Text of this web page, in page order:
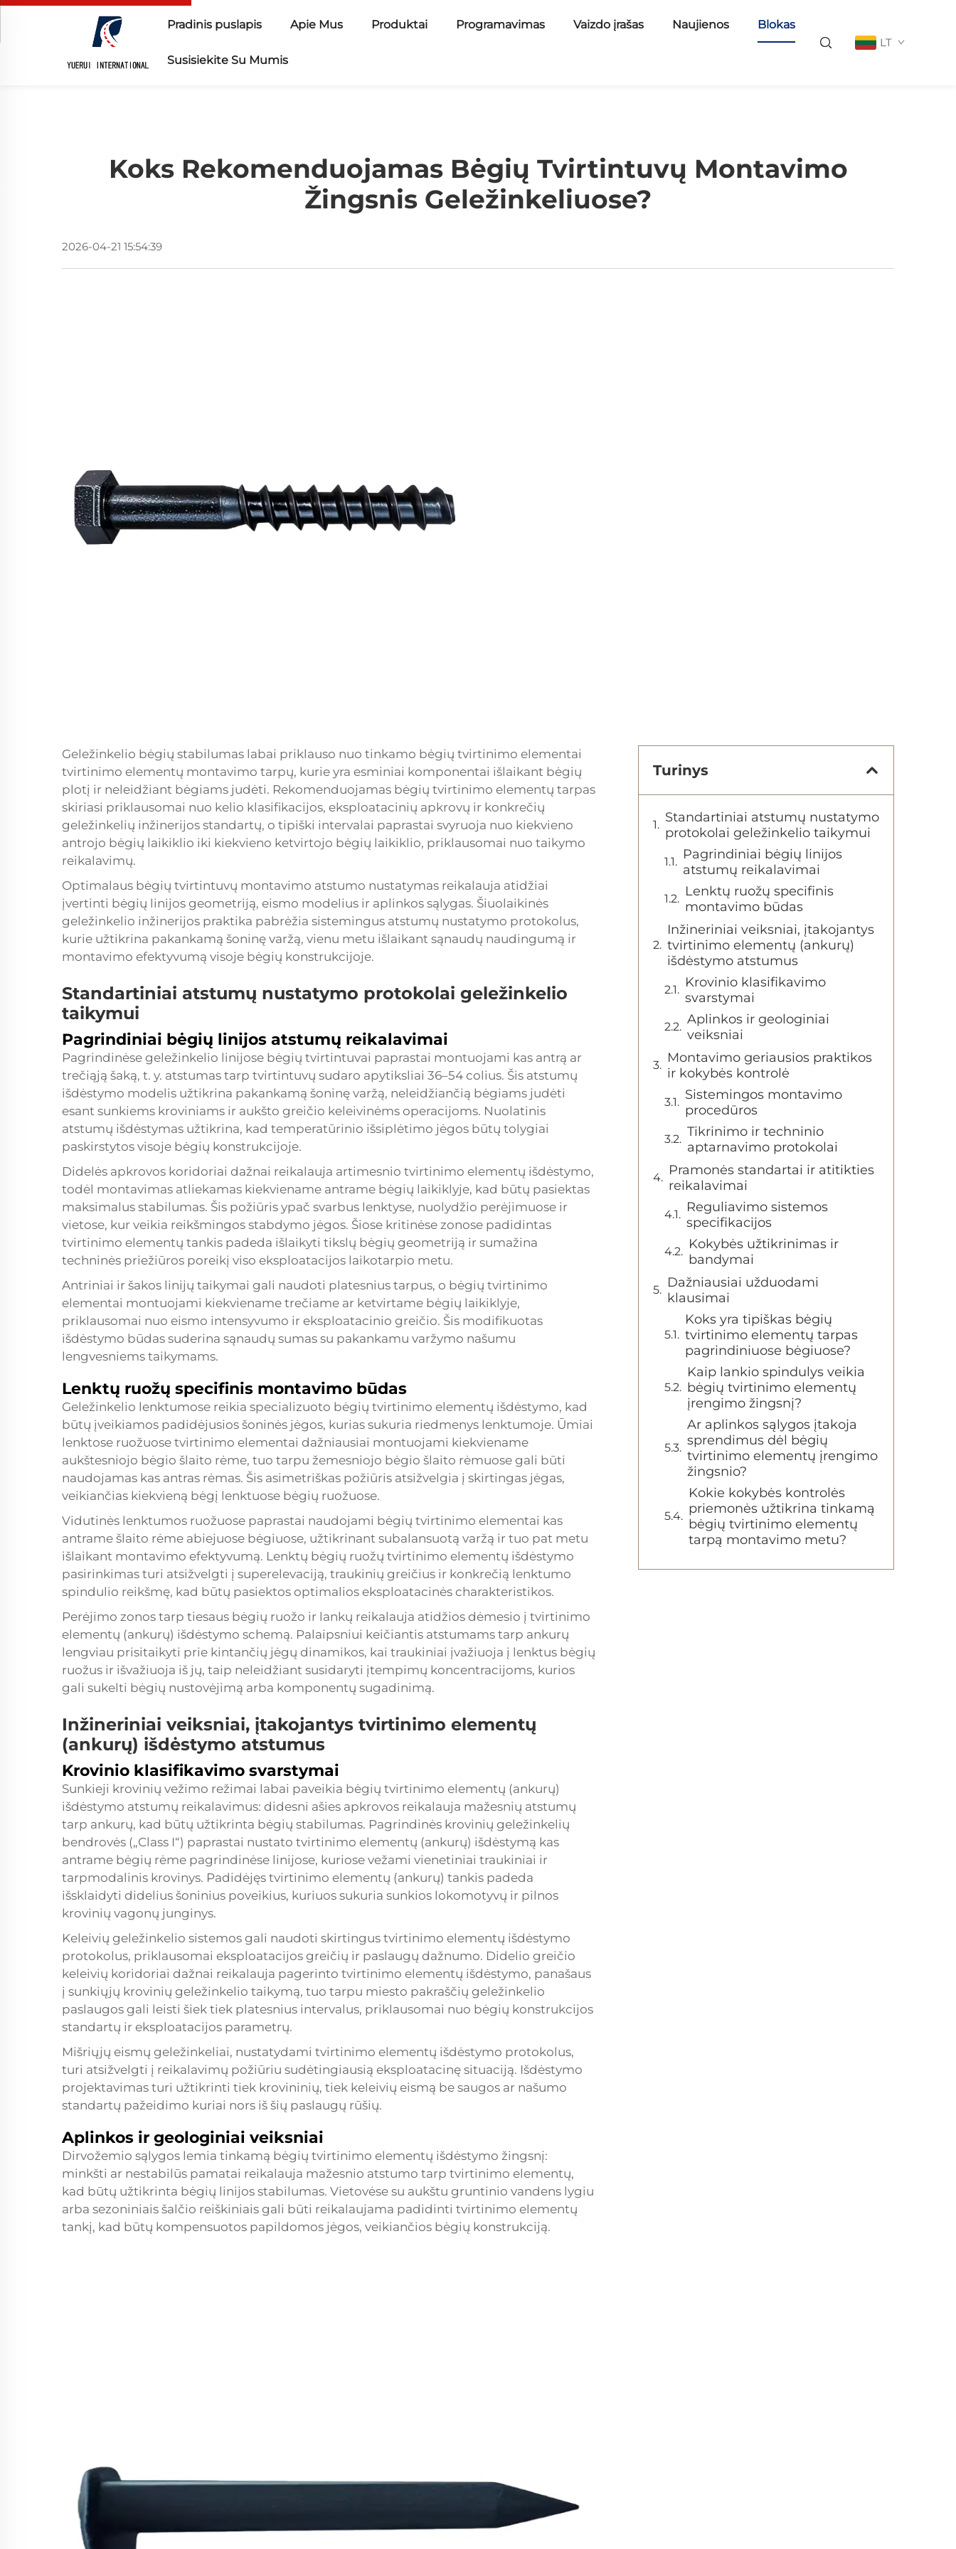
Pradinis puslapis Apie Mus Produktai Programavimas Vaizdo įrašas Naujienos Blokas
Susisiekite Su Mumis
LT
Koks Rekomenduojamas Bėgių Tvirtintuvų Montavimo
Žingsnis Geležinkeliuose?
2026-04-21 15:54:39
Geležinkelio bėgių stabilumas labai priklauso nuo tinkamo bėgių tvirtinimo elementai
tvirtinimo elementų montavimo tarpų, kurie yra esminiai komponentai išlaikant bėgių
plotį ir neleidžiant bėgiams judėti. Rekomenduojamas bėgių tvirtinimo elementų tarpas
skiriasi priklausomai nuo kelio klasifikacijos, eksploatacinių apkrovų ir konkrečių
geležinkelių inžinerijos standartų, o tipiški intervalai paprastai svyruoja nuo kiekvieno
antrojo bėgių laikiklio iki kiekvieno ketvirtojo bėgių laikiklio, priklausomai nuo taikymo
reikalavimų.
Optimalaus bėgių tvirtintuvų montavimo atstumo nustatymas reikalauja atidžiai
įvertinti bėgių linijos geometriją, eismo modelius ir aplinkos sąlygas. Šiuolaikinės
geležinkelio inžinerijos praktika pabrėžia sistemingus atstumų nustatymo protokolus,
kurie užtikrina pakankamą šoninę varžą, vienu metu išlaikant sąnaudų naudingumą ir
montavimo efektyvumą visoje bėgių konstrukcijoje.
Standartiniai atstumų nustatymo protokolai geležinkelio
taikymui
Pagrindiniai bėgių linijos atstumų reikalavimai
Pagrindinėse geležinkelio linijose bėgių tvirtintuvai paprastai montuojami kas antrą ar
trečiąją šaką, t. y. atstumas tarp tvirtintuvų sudaro apytiksliai 36–54 colius. Šis atstumų
išdėstymo modelis užtikrina pakankamą šoninę varžą, neleidžiančią bėgiams judėti
esant sunkiems kroviniams ir aukšto greičio keleivinėms operacijoms. Nuolatinis
atstumų išdėstymas užtikrina, kad temperatūrinio išsiplėtimo jėgos būtų tolygiai
paskirstytos visoje bėgių konstrukcijoje.
Didelės apkrovos koridoriai dažnai reikalauja artimesnio tvirtinimo elementų išdėstymo,
todėl montavimas atliekamas kiekviename antrame bėgių laikiklyje, kad būtų pasiektas
maksimalus stabilumas. Šis požiūris ypač svarbus lenktyse, nuolydžio perėjimuose ir
vietose, kur veikia reikšmingos stabdymo jėgos. Šiose kritinėse zonose padidintas
tvirtinimo elementų tankis padeda išlaikyti tikslų bėgių geometriją ir sumažina
techninės priežiūros poreikį viso eksploatacijos laikotarpio metu.
Antriniai ir šakos linijų taikymai gali naudoti platesnius tarpus, o bėgių tvirtinimo
elementai montuojami kiekviename trečiame ar ketvirtame bėgių laikiklyje,
priklausomai nuo eismo intensyvumo ir eksploatacinio greičio. Šis modifikuotas
išdėstymo būdas suderina sąnaudų sumas su pakankamu varžymo našumu
lengvesniems taikymams.
Lenktų ruožų specifinis montavimo būdas
Geležinkelio lenktumose reikia specializuoto bėgių tvirtinimo elementų išdėstymo, kad
būtų įveikiamos padidėjusios šoninės jėgos, kurias sukuria riedmenys lenktumoje. Ūmiai
lenktose ruožuose tvirtinimo elementai dažniausiai montuojami kiekviename
aukštesniojo bėgio šlaito rėme, tuo tarpu žemesniojo bėgio šlaito rėmuose gali būti
naudojamas kas antras rėmas. Šis asimetriškas požiūris atsižvelgia į skirtingas jėgas,
veikiančias kiekvieną bėgį lenktuose bėgių ruožuose.
Vidutinės lenktumos ruožuose paprastai naudojami bėgių tvirtinimo elementai kas
antrame šlaito rėme abiejuose bėgiuose, užtikrinant subalansuotą varžą ir tuo pat metu
išlaikant montavimo efektyvumą. Lenktų bėgių ruožų tvirtinimo elementų išdėstymo
pasirinkimas turi atsižvelgti į superelevaciją, traukinių greičius ir konkrečią lenktumo
spindulio reikšmę, kad būtų pasiektos optimalios eksploatacinės charakteristikos.
Perėjimo zonos tarp tiesaus bėgių ruožo ir lankų reikalauja atidžios dėmesio į tvirtinimo
elementų (ankurų) išdėstymo schemą. Palaipsniui keičiantis atstumams tarp ankurų
lengviau prisitaikyti prie kintančių jėgų dinamikos, kai traukiniai įvažiuoja į lenktus bėgių
ruožus ir išvažiuoja iš jų, taip neleidžiant susidaryti įtempimų koncentracijoms, kurios
gali sukelti bėgių nustovėjimą arba komponentų sugadinimą.
Inžineriniai veiksniai, įtakojantys tvirtinimo elementų
(ankurų) išdėstymo atstumus
Krovinio klasifikavimo svarstymai
Sunkieji krovinių vežimo režimai labai paveikia bėgių tvirtinimo elementų (ankurų)
išdėstymo atstumų reikalavimus: didesni ašies apkrovos reikalauja mažesnių atstumų
tarp ankurų, kad būtų užtikrinta bėgių stabilumas. Pagrindinės krovinių geležinkelių
bendrovės („Class I“) paprastai nustato tvirtinimo elementų (ankurų) išdėstymą kas
antrame bėgių rėme pagrindinėse linijose, kuriose vežami vienetiniai traukiniai ir
tarpmodalinis krovinys. Padidėjęs tvirtinimo elementų (ankurų) tankis padeda
išsklaidyti didelius šoninius poveikius, kuriuos sukuria sunkios lokomotyvų ir pilnos
krovinių vagonų junginys.
Keleivių geležinkelio sistemos gali naudoti skirtingus tvirtinimo elementų išdėstymo
protokolus, priklausomai eksploatacijos greičių ir paslaugų dažnumo. Didelio greičio
keleivių koridoriai dažnai reikalauja pagerinto tvirtinimo elementų išdėstymo, panašaus
į sunkiųjų krovinių geležinkelio taikymą, tuo tarpu miesto pakraščių geležinkelio
paslaugos gali leisti šiek tiek platesnius intervalus, priklausomai nuo bėgių konstrukcijos
standartų ir eksploatacijos parametrų.
Mišriųjų eismų geležinkeliai, nustatydami tvirtinimo elementų išdėstymo protokolus,
turi atsižvelgti į reikalavimų požiūriu sudėtingiausią eksploatacinę situaciją. Išdėstymo
projektavimas turi užtikrinti tiek krovininių, tiek keleivių eismą be saugos ar našumo
standartų pažeidimo kuriai nors iš šių paslaugų rūšių.
Aplinkos ir geologiniai veiksniai
Dirvožemio sąlygos lemia tinkamą bėgių tvirtinimo elementų išdėstymo žingsnį:
minkšti ar nestabilūs pamatai reikalauja mažesnio atstumo tarp tvirtinimo elementų,
kad būtų užtikrinta bėgių linijos stabilumas. Vietovėse su aukštu gruntinio vandens lygiu
arba sezoniniais šalčio reiškiniais gali būti reikalaujama padidinti tvirtinimo elementų
tankį, kad būtų kompensuotos papildomos jėgos, veikiančios bėgių konstrukciją.
Turinys
Standartiniai atstumų nustatymo
protokolai geležinkelio taikymui
Pagrindiniai bėgių linijos
atstumų reikalavimai
Lenktų ruožų specifinis
montavimo būdas
Inžineriniai veiksniai, įtakojantys
tvirtinimo elementų (ankurų)
išdėstymo atstumus
Krovinio klasifikavimo
svarstymai
Aplinkos ir geologiniai
veiksniai
Montavimo geriausios praktikos
ir kokybės kontrolė
Sistemingos montavimo
procedūros
Tikrinimo ir techninio
aptarnavimo protokolai
Pramonės standartai ir atitikties
reikalavimai
Reguliavimo sistemos
specifikacijos
Kokybės užtikrinimas ir
bandymai
Dažniausiai užduodami
klausimai
Koks yra tipiškas bėgių
tvirtinimo elementų tarpas
pagrindiniuose bėgiuose?
Kaip lankio spindulys veikia
bėgių tvirtinimo elementų
įrengimo žingsnį?
Ar aplinkos sąlygos įtakoja
sprendimus dėl bėgių
tvirtinimo elementų įrengimo
žingsnio?
Kokie kokybės kontrolės
priemonės užtikrina tinkamą
bėgių tvirtinimo elementų
tarpą montavimo metu?